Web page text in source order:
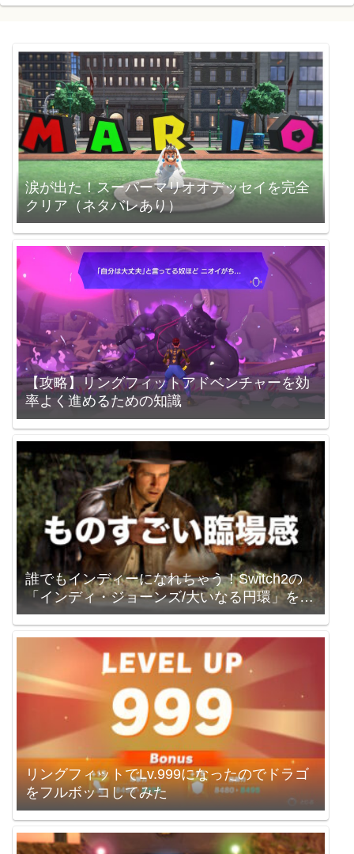
涙が出た！スーパーマリオオデッセイを完全
クリア（ネタバレあり）
【攻略】リングフィットアドベンチャーを効
率よく進めるための知識
誰でもインディーになれちゃう！Switch2の
「インディ・ジョーンズ/大いなる円環」を買
いました。
リングフィットでLv.999になったのでドラゴ
をフルボッコしてみた